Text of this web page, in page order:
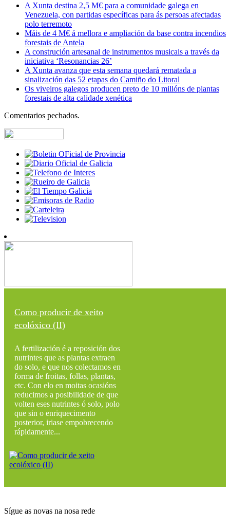
A Xunta destina 2,5 M€ para a comunidade galega en
Venezuela, con partidas específicas para ás persoas afectadas
polo terremoto
Máis de 4 M€ á mellora e ampliación da base contra incendios
forestais de Antela
A construción artesanal de instrumentos musicais a través da
iniciativa ‘Resonancias 26’
A Xunta avanza que esta semana quedará rematada a
sinalización das 52 etapas do Camiño do Litoral
Os viveiros galegos producen preto de 10 millóns de plantas
forestais de alta calidade xenética
Comentarios pechados.
Como producir de xeito
ecolóxico (II)
A fertilización é a reposición dos
nutrintes que as plantas extraen
do solo, e que nos colectamos en
forma de froitas, follas, plantas,
etc. Con elo en moitas ocasións
reducimos a posibilidade de que
volten eses nutrintes ó solo, polo
que sin o enriquecimento
posterior, iriase empobrecendo
rápidamente...
Sígue as novas na nosa rede